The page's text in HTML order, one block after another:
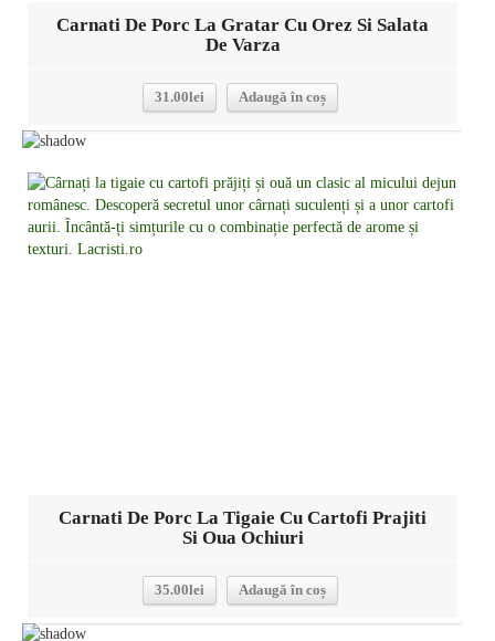
Carnati De Porc La Gratar Cu Orez Si Salata
De Varza
31.00lei Adaugă în coș
Detalii
Carnati De Porc La Tigaie Cu Cartofi Prajiti
Si Oua Ochiuri
35.00lei Adaugă în coș